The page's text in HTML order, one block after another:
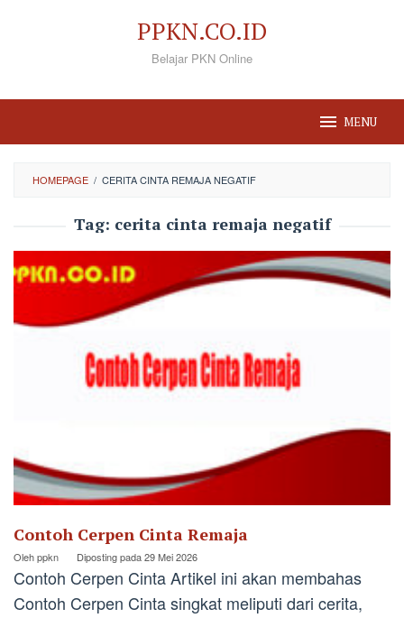
PPKN.CO.ID
Belajar PKN Online
MENU
HOMEPAGE / CERITA CINTA REMAJA NEGATIF
Tag: cerita cinta remaja negatif
Contoh Cerpen Cinta Remaja
Olehppkn Diposting pada29 Mei 2026
Contoh Cerpen Cinta Artikel ini akan membahas
Contoh Cerpen Cinta singkat meliputi dari cerita,